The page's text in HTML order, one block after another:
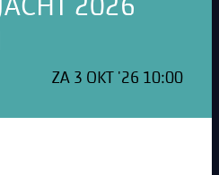
2026
ZA 3 OKT '26 10:00